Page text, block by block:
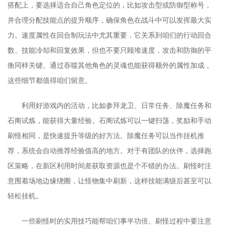
搭配上，要选择适合自己角色定位的，比如攻击型或防御型称号，
并合理分配技能点的提升顺序，确保角色在战斗中可以发挥最大实
力。速度属性在回合制玩法中尤其重要，它关系到咱们的行动回合
数、技能冷却和回复效果，但也不要只顾堆速度，攻击和防御的平
衡同样关键。通过吞噬其他角色的灵魂也能获得额外的属性加成，
这些细节都值得咱们留意。
利用好游戏内的活动，比如参拜龙卫、日常任务、除魔任务和
石阁试炼，能获得大量经验。石阁试炼可以一键扫荡，奖励和手动
刷怪相同，是快速提升等级的好方法。除魔任务可以当作挂机推
荐，系统会自动推荐经验值高的地方。对于有团队的伙伴，选择跑
区策略，在新区利用时间差获取资源也是个不错的办法。刷怪时注
意围着场地边缘绕圈，让怪物集中刷新，这样技能满级后甚至可以
轻松挂机。
一些刷怪时的实用技巧能帮咱们事半功倍。刷怪过程中要注意